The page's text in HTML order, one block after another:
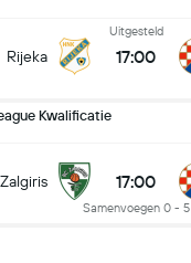
Rijeka
Uitgesteld
17:00
Kwalificatie
17:00
Samenvoegen 0 - 5